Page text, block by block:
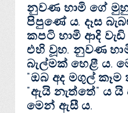
නුවණ හාමි ගේ
පිපුණේ ය. දෑස
කපටි හාමි ආදි
එහි වූහ. නුවණ
බැල්මක්‌ හෙළී ය.
"ඔබ අද මගුල් කෑම
"ඇයි නැත්තේ" ය යි
මෙන් ඇසී ය.